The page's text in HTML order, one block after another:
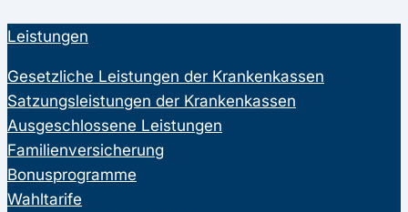
Leistungen
Gesetzliche Leistungen der Krankenkassen
Satzungsleistungen der Krankenkassen
Ausgeschlossene Leistungen
Familienversicherung
Bonusprogramme
Wahltarife